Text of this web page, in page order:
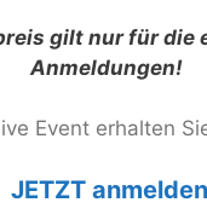
gilt nur für die
Anmeldungen!
Event erhalten
JETZT anmelden